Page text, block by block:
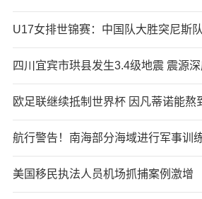
U17女排世锦赛：中国队大胜突尼斯队
四川宜宾市珙县发生3.4级地震 震源
欧足联继续抵制世界杯 因凡蒂诺能熬
航行警告！南海部分海域进行军事训
美国移民执法人员机场抓捕案例激增